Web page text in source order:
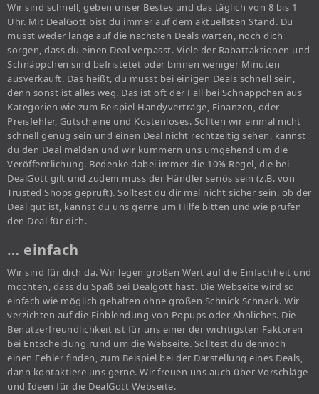
Wir sind schnell, geben unser Bestes und das täglich von 8 bis 1
Uhr. Mit DealGott bist du immer auf dem aktuellsten Stand. Du
musst weder lange auf die nächsten Deals warten, noch dich
sorgen, dass du einen Deal verpasst. Viele der Rabattaktionen und
Schnäppchen sind befristetet oder binnen weniger Minuten
ausverkauft. Das heißt, du musst bei einigen Deals schnell sein,
denn sonst ist alles weg. Das ist oft der Fall bei Schnäppchen aus
Kategorien wie zum Beispiel Handyverträge, Finanzen, oder
Preisfehler, Gutscheine und Kostenloses. Sollten wir einmal nicht
schnell genug sein und einen Deal nicht rechtzeitig sehen, kannst
du den Deal melden und wir kümmern uns umgehend um die
Veröffentlichung. Bedenke dabei immer die 10% Regel, die bei
DealGott gilt und zudem muss der Händler seriös sein (z.B. von
Trusted Shops geprüft). Solltest du dir mal nicht sicher sein, ob der
Deal gut ist, kannst du uns gerne um Hilfe bitten und wie prüfen
den Deal für dich.
… einfach
Wir sind für dich da. Wir legen großen Wert auf die Einfachheit und
möchten, dass du Spaß bei Dealgott hast. Die Webseite wird so
einfach wie möglich gehalten ohne großen Schnick Schnack. Wir
verzichten auf die Einblendung von Popups oder Ähnliches. Die
Benutzerfreundlichkeit ist für uns einer der wichtigsten Faktoren
bei Entscheidung rund um die Webseite. Solltest du dennoch
einen Fehler finden, zum Beispiel bei der Darstellung eines Deals,
dann kontaktiere uns gerne. Wir freuen uns auch über Vorschläge
und Ideen für die DealGott Webseite.